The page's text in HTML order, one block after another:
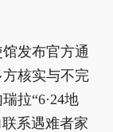
发布官方通
核实与不完
拉“6·24地
系遇难者家